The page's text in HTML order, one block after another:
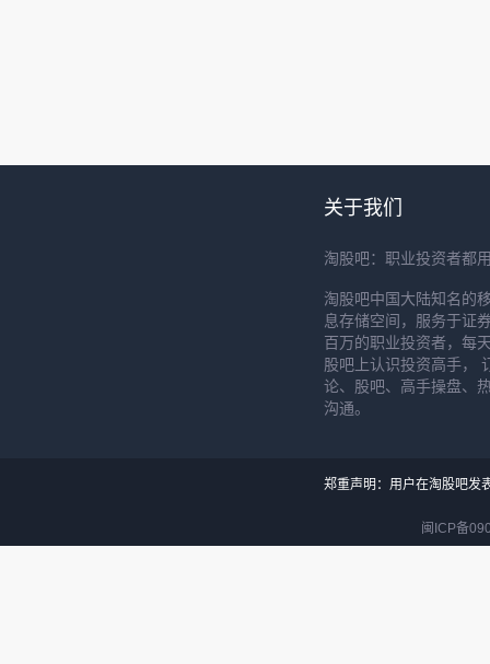
关于我们
淘股吧：职业投资者都
淘股吧中国大陆知名的
息存储空间，服务于证
百万的职业投资者，每
股吧上认识投资高手，
论、股吧、高手操盘、
沟通。
郑重声明：用户在淘股吧发
闽ICP备